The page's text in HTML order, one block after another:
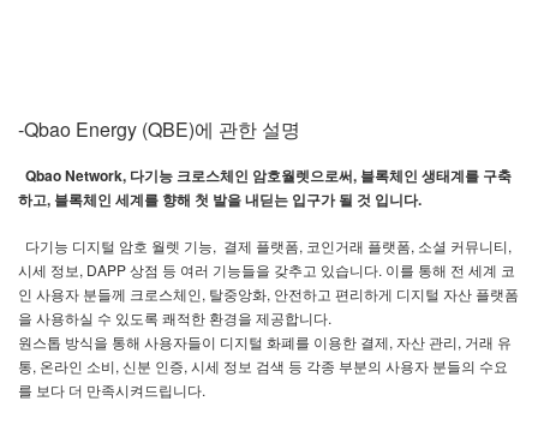
-Qbao Energy (QBE)에 관한 설명
Qbao Network, 다기능 크로스체인 암호월렛으로써, 블록체인 생태계를 구축
하고, 블록체인 세계를 향해 첫 발을 내딛는 입구가 될 것 입니다.
다기능 디지털 암호 월렛 기능, 결제 플랫폼, 코인거래 플랫폼, 소셜 커뮤니티 ,
시세 정보, DAPP 상점 등 여러 기능들을 갖추고 있습니다. 이를 통해 전 세계 코
인 사용자 분들께 크로스체인 , 탈중앙화, 안전하고 편리하게 디지털 자산 플랫폼
을 사용하실 수 있도록 쾌적한 환경을 제공합니다.
원스톱 방식을 통해 사용자들이 디지털 화폐를 이용한 결제 , 자산 관리 , 거래 유
통, 온라인 소비 , 신분 인증, 시세 정보 검색 등 각종 부분의 사용자 분들의 수요
를 보다 더 만족시켜드립니다.